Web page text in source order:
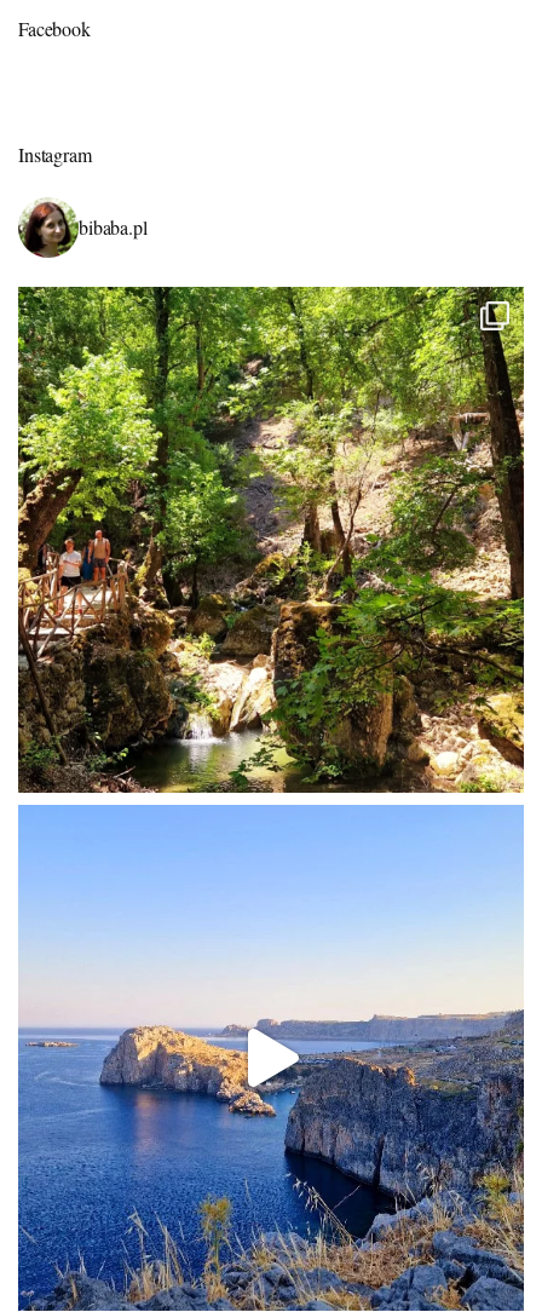
Facebook
Instagram
bibaba.pl